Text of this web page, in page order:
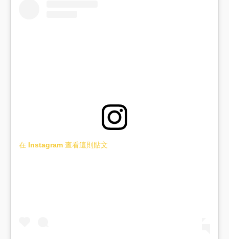
在 Instagram 查看這則貼文